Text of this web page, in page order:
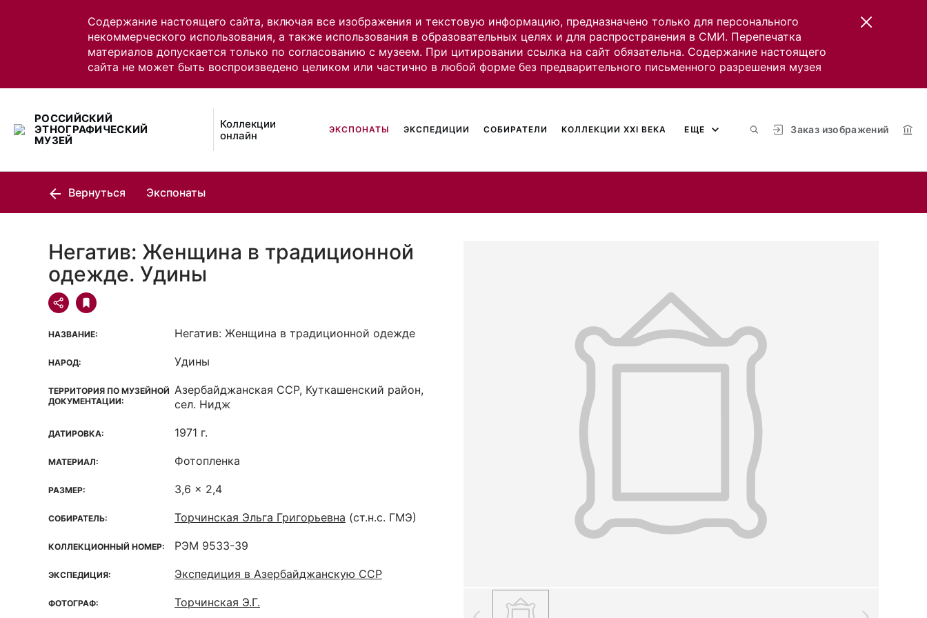
Содержание настоящего сайта, включая все изображения и текстовую информацию, предназначено только для персонального
некоммерческого использования, а также использования в образовательных целях и для распространения в СМИ. Перепечатка
материалов допускается только по согласованию с музеем. При цитировании ссылка на сайт обязательна. Содержание настоящего
сайта не может быть воспроизведено целиком или частично в любой форме без предварительного письменного разрешения музея
РОССИЙСКИЙ
ЭТНОГРАФИЧЕСКИЙ
МУЗЕЙ
Коллекции
онлайн
Заказ изображений
ЭКСПОНАТЫ ЭКСПЕДИЦИИ СОБИРАТЕЛИ КОЛЛЕКЦИИ XXI ВЕКА ЕЩЕ
Вернуться Экспонаты
Негатив: Женщина в традиционной
одежде. Удины
НАЗВАНИЕ: Негатив: Женщина в традиционной одежде
НАРОД: Удины
ТЕРРИТОРИЯ ПО МУЗЕЙНОЙ
ДОКУМЕНТАЦИИ:
Азербайджанская ССР, Куткашенский район,
сел. Нидж
ДАТИРОВКА: 1971 г.
МАТЕРИАЛ: Фотопленка
РАЗМЕР: 3,6 x 2,4
СОБИРАТЕЛЬ: Торчинская Эльга Григорьевна (ст.н.с. ГМЭ)
КОЛЛЕКЦИОННЫЙ НОМЕР: РЭМ 9533-39
ЭКСПЕДИЦИЯ: Экспедиция в Азербайджанскую ССР
ФОТОГРАФ: Торчинская Э.Г.